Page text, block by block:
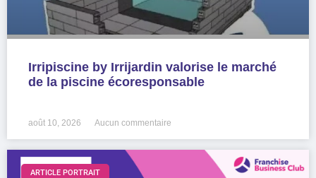
Irripiscine by Irrijardin valorise le marché
de la piscine écoresponsable
août 10, 2026 Aucun commentaire
ARTICLE PORTRAIT